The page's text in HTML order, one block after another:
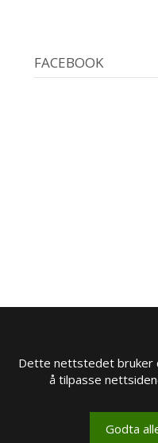
FACEBOOK
Dette nettstedet bruker
å tilpasse
Godta